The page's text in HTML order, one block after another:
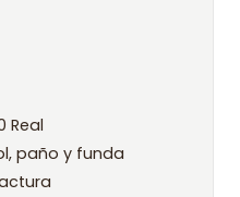
Real
paño y funda